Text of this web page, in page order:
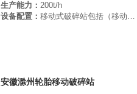
生产能力： 200t/h
设备配置： 移动式破碎站包括（移动式反击破、移动式圆锥破、移动式振动筛）。
安徽滁州轮胎移动破碎站